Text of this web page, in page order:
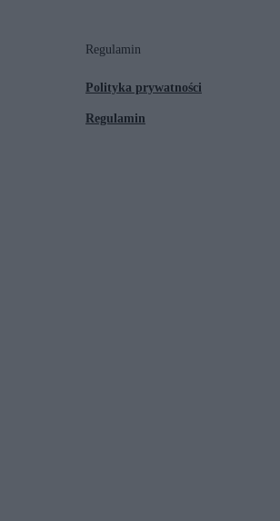
Regulamin
Polityka prywatności
Regulamin